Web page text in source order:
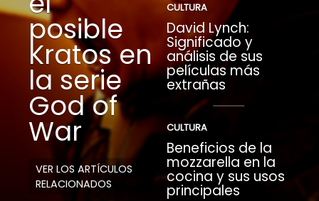
posible
Kratos en
la serie
God of
War
VER LOS ARTÍCULOS
RELACIONADOS
CULTURA
David Lynch:
Significado y
análisis de sus
películas más
extrañas
CULTURA
Beneficios de la
mozzarella en la
cocina y sus usos
principales